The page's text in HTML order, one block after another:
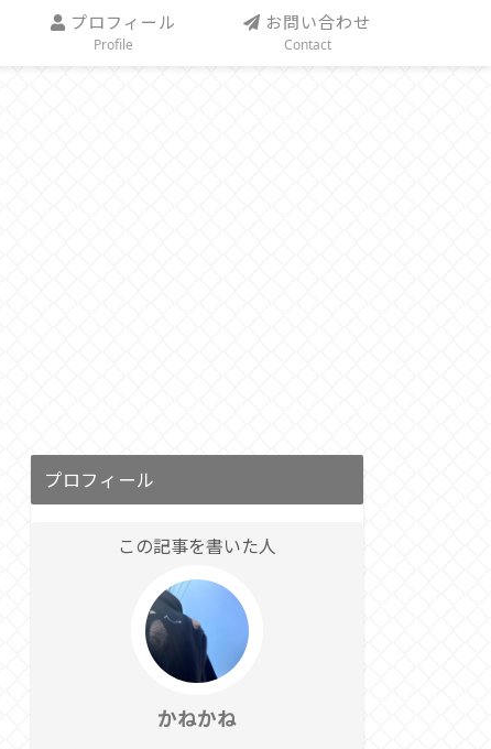
プロフィール
Profile
お問い合わせ
Contact
プロフィール
この記事を書いた人
かねかね